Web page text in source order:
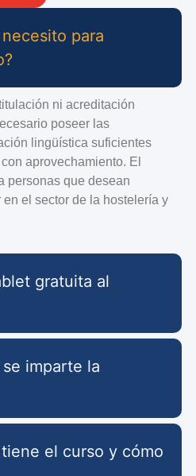
para
ni acreditación
poseer las
lingüística suficientes
aprovechamiento. El
personas que desean
el sector de la hostelería y
gratuita al
imparte la
el curso y cómo